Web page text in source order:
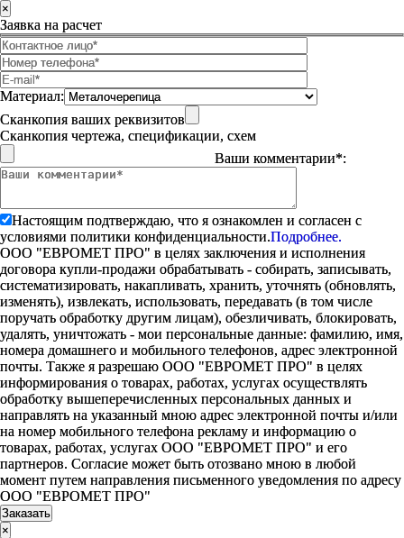
×
Заявка на расчет
Материал:
Сканкопия ваших реквизитов
Сканкопия чертежа, спецификации, схем
Ваши комментарии*:
Настоящим подтверждаю, что я ознакомлен и согласен с
условиями политики конфиденциальности.Подробнее.
ООО "ЕВРОМЕТ ПРО" в целях заключения и исполнения
договора купли-продажи обрабатывать - собирать, записывать,
систематизировать, накапливать, хранить, уточнять (обновлять,
изменять), извлекать, использовать, передавать (в том числе
поручать обработку другим лицам), обезличивать, блокировать,
удалять, уничтожать - мои персональные данные: фамилию, имя,
номера домашнего и мобильного телефонов, адрес электронной
почты. Также я разрешаю ООО "ЕВРОМЕТ ПРО" в целях
информирования о товарах, работах, услугах осуществлять
обработку вышеперечисленных персональных данных и
направлять на указанный мною адрес электронной почты и/или
на номер мобильного телефона рекламу и информацию о
товарах, работах, услугах ООО "ЕВРОМЕТ ПРО" и его
партнеров. Согласие может быть отозвано мною в любой
момент путем направления письменного уведомления по адресу
ООО "ЕВРОМЕТ ПРО"
×